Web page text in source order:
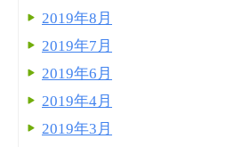
2019年8月
2019年7月
2019年6月
2019年4月
2019年3月